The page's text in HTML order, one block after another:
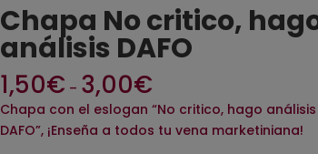
Chapa No critico,
análisis DAFO
1,50€ – 3,00€
Chapa con el eslogan “No critico, hago análisis
DAFO”, ¡Enseña a todos tu vena marketiniana!